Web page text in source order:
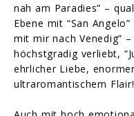
nah am Paradies” –
Ebene mit “San
mit mir nach Venedig”
höchstgradig verliebt,
ehrlicher Liebe,
ultraromantischem